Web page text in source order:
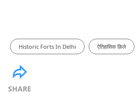
Historic Forts In Delhi ऐतिहासिक क़िले
SHARE